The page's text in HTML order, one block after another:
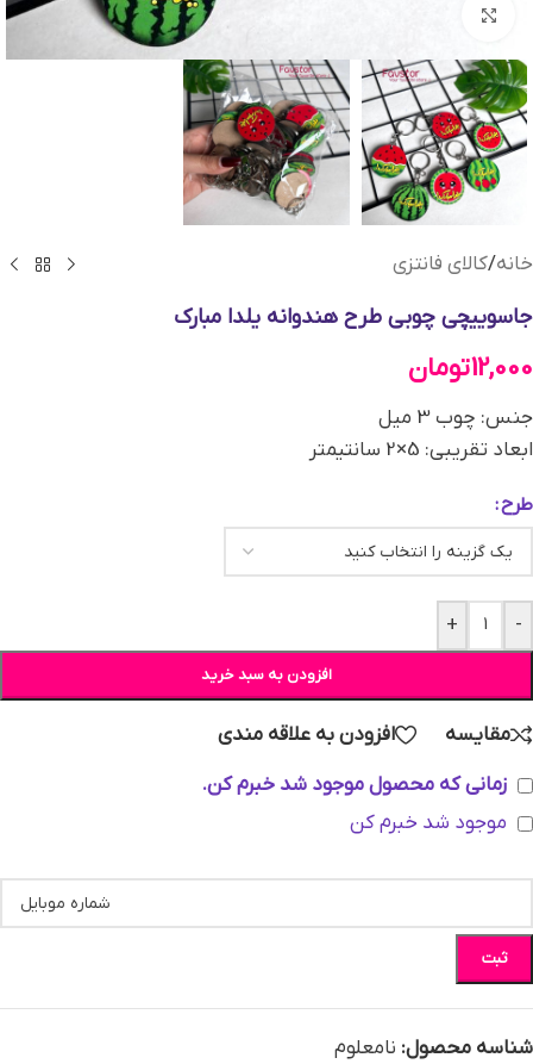
خانه/کالای فانتزی
جاسوییچی چوبی طرح هندوانه یلدا مبارک
12,000تومان
جنس: چوب 3 میل
ابعاد تقریبی: 5×2 سانتیمتر
طرح
-
+
افزودن به سبد خرید
مقایسه
افزودن به علاقه مندی
زمانی که محصول موجود شد خبرم کن.
موجود شد خبرم کن
ثبت
شناسه محصول: نامعلوم